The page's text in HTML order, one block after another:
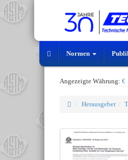
Normen
Angezeigte Währung: €
Herausgeber